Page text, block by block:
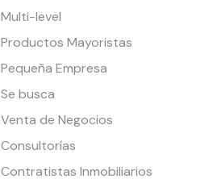
Multi-level
Productos Mayoristas
Pequeña Empresa
Se busca
Venta de Negocios
Consultorías
Contratistas Inmobiliarios